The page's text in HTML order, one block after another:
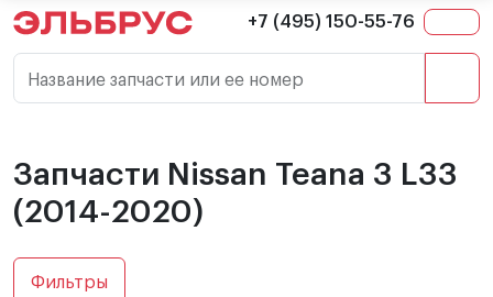
+7 (495) 150-55-76
Название запчасти или ее номер
Запчасти Nissan Teana 3 L33
(2014-2020)
Фильтры